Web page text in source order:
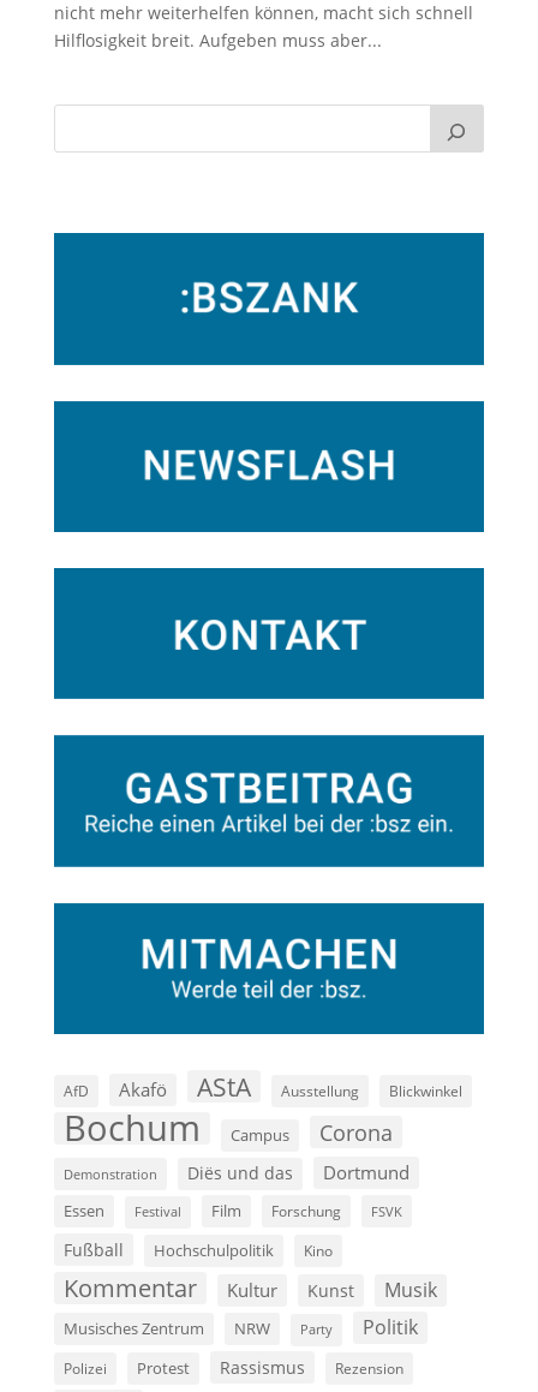
nicht mehr weiterhelfen können, macht sich schnell
Hilflosigkeit breit. Aufgeben muss aber...
AfD Akafö AStA Ausstellung Blickwinkel
Bochum Campus Corona
Demonstration Diës und das Dortmund
Essen Festival Film Forschung FSVK
Fußball Hochschulpolitik Kino
Kommentar Kultur Kunst Musik
Musisches Zentrum NRW Party Politik
Polizei Protest Rassismus Rezension